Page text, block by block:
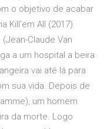
o objetivo de acabar
Kill'em All (2017)
Claude Van
a um hospital a beira
vai até lá para
sua vida. Depois de
um homem
da morte. Logo